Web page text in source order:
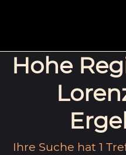
Hohe
Ihre Suche hat 1